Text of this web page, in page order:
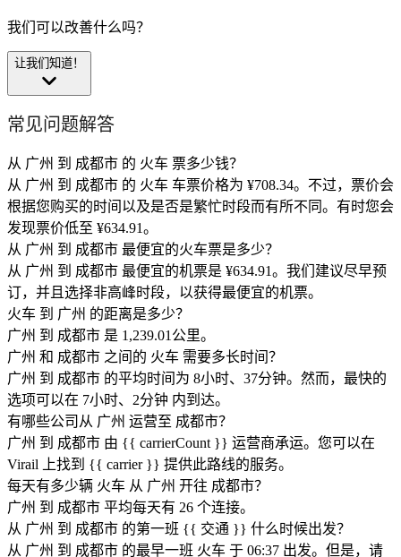
我们可以改善什么吗？
让我们知道！
常见问题解答
从 广州 到 成都市 的 火车 票多少钱？
从 广州 到 成都市 的 火车 车票价格为 ¥708.34。不过，票价会
根据您购买的时间以及是否是繁忙时段而有所不同。有时您会
发现票价低至 ¥634.91。
从 广州 到 成都市 最便宜的火车票是多少？
从 广州 到 成都市 最便宜的机票是 ¥634.91。我们建议尽早预
订，并且选择非高峰时段，以获得最便宜的机票。
火车 到 广州 的距离是多少？
广州 到 成都市 是 1,239.01公里。
广州 和 成都市 之间的 火车 需要多长时间？
广州 到 成都市 的平均时间为 8小时、37分钟。然而，最快的
选项可以在 7小时、2分钟 内到达。
有哪些公司从 广州 运营至 成都市？
广州 到 成都市 由 {{ car​​rierCount }} 运营商承运。您可以在
Virail 上找到 {{ car​​rier }} 提供此路线的服务。
每天有多少辆 火车 从 广州 开往 成都市？
广州 到 成都市 平均每天有 26 个连接。
从 广州 到 成都市 的第一班 {{ 交通 }} 什么时候出发？
从 广州 到 成都市 的最早一班 火车 于 06:37 出发。但是，请